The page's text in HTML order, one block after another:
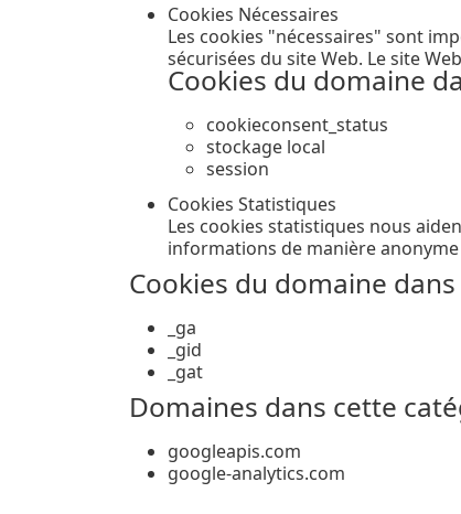
Cookies Nécessaires
Les cookies "nécessaires" sont
sécurisées du site Web. Le site
Cookies du domaine
cookieconsent_status
stockage local
session
Cookies Statistiques
Les cookies statistiques nous
informations de manière
Cookies du domaine
_ga
_gid
_gat
Domaines dans cette
googleapis.com
google-analytics.com